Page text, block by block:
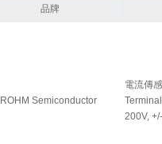
品牌
ROHM Semiconductor
電流傳
200V,